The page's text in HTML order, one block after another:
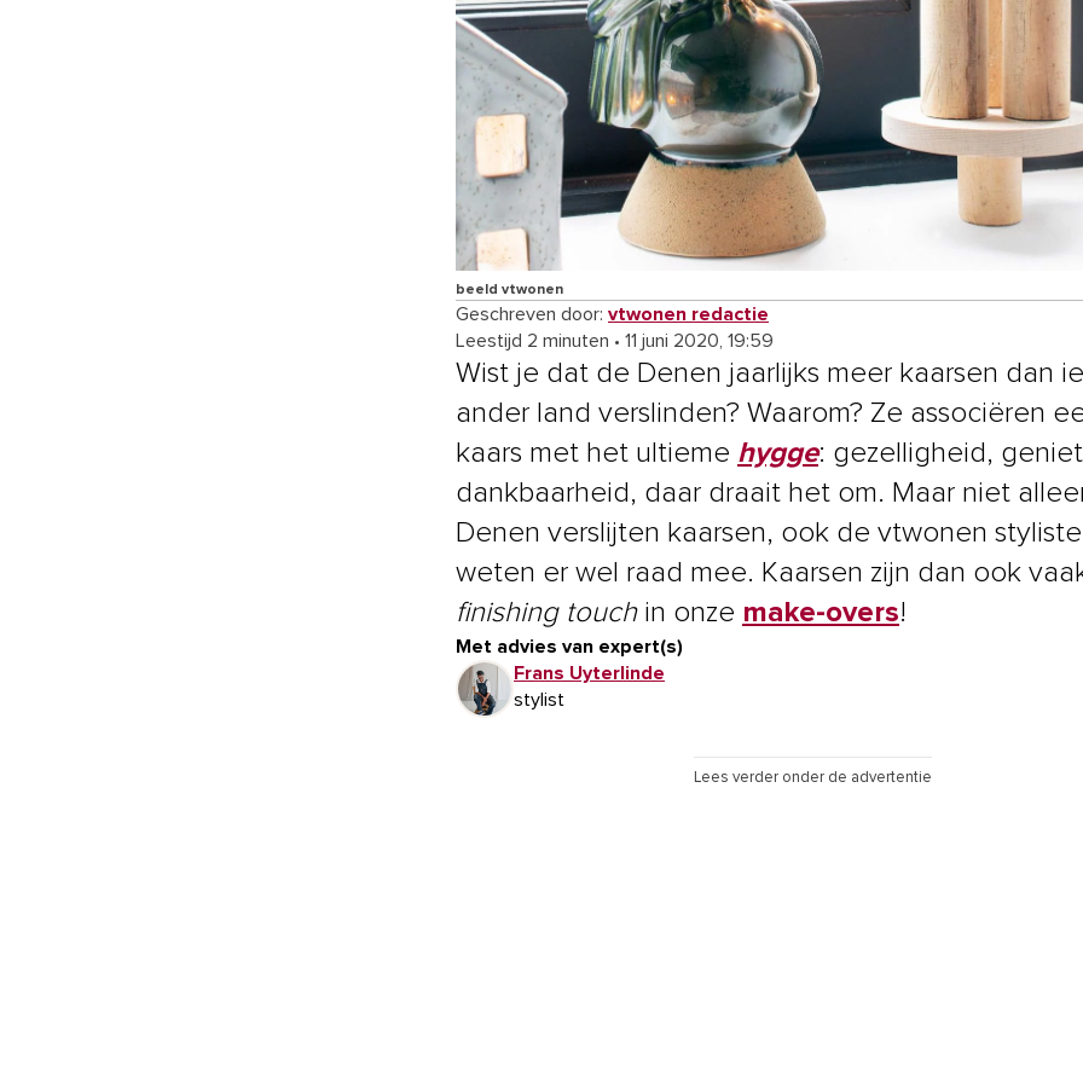
beeld vtwonen
Geschreven door: vtwonen redactie
Leestijd 2 minuten • 11 juni 2020, 19:59
Wist je dat de Denen jaarlijks meer kaarsen dan
ander land verslinden? Waarom? Ze associëren
kaars met het ultieme hygge: gezelligheid,
dankbaarheid, daar draait het om. Maar niet
Denen verslijten kaarsen, ook de vtwonen
weten er wel raad mee. Kaarsen zijn dan ook
finishing touchin onze make-overs!
Met advies van expert(s)
Frans Uyterlinde
stylist
Lees verder onder de advertentie